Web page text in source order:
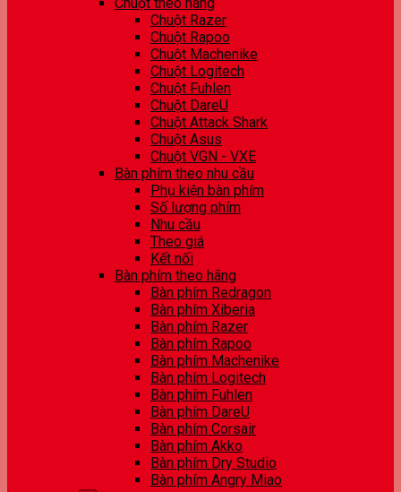
Chuột Razer
Chuột Rapoo
Chuột Machenike
Chuột Logitech
Chuột Fuhlen
Chuột DareU
Chuột Attack Shark
Chuột Asus
Chuột VGN - VXE
Bàn phím theo nhu cầu
Phụ kiện bàn phím
Số lượng phím
Nhu cầu
Theo giá
Kết nối
Bàn phím theo hãng
Bàn phím Redragon
Bàn phím Xiberia
Bàn phím Razer
Bàn phím Rapoo
Bàn phím Machenike
Bàn phím Logitech
Bàn phím Fuhlen
Bàn phím DareU
Bàn phím Corsair
Bàn phím Akko
Bàn phím Dry Studio
Bàn phím Angry Miao